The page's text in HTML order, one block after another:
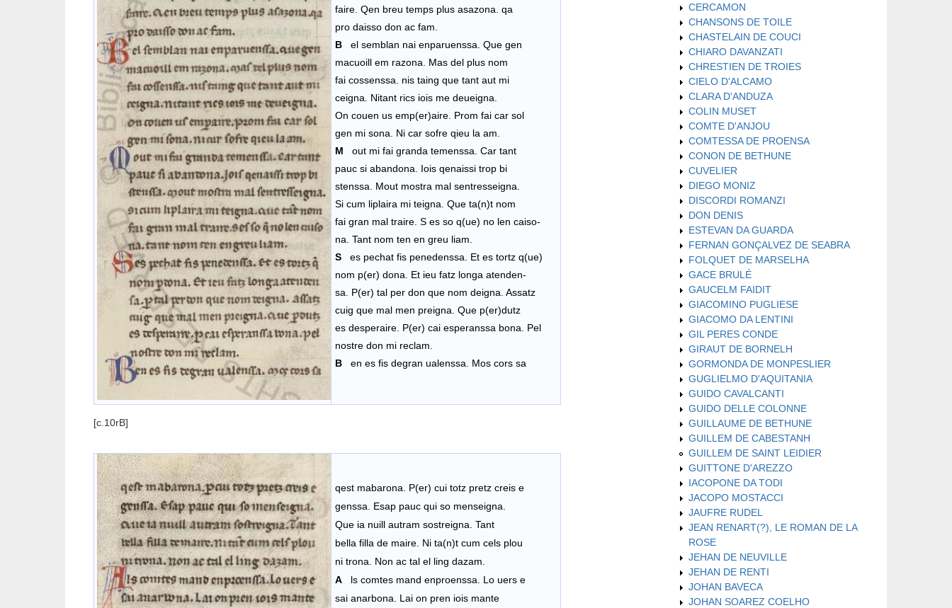
faire. Qen breu temps plus asazona. qa
pro daisso don ac fam.
B el semblan nai enparuenssa. Que gen
macuoill em razona. Mas del plus nom
fai cossenssa. nis taing que tant aut mi
ceigna. Nitant rics iois me deueigna.
On couen us emp(er)aire. Prom fai car sol
gen mi sona. Ni car sofre qieu la am.
M out mi fai granda temenssa. Car tant
pauc si abandona. Iois qenaissi trop bi
stenssa. Mout mostra mal sentresseigna.
Si cum liplaira mi teigna. Que ta(n)t nom
fai gran mal traire. S es so q(ue) no len caiso-
na. Tant nom ten en greu liam.
S es pechat fis penedenssa. Et es tortz q(ue)
nom p(er) dona. Et ieu fatz longa atenden-
sa. P(er) tal per don que nom deigna. Assatz
cuig que mal men preigna. Que p(er)dutz
es desperaire. P(er) cai esperanssa bona. Pel
nostre don mi reclam.
B en es fis degran ualenssa. Mos cors sa
[c.10rB]
qest mabarona. P(er) cui totz pretz creis e
genssa. Esap pauc qui so menseigna.
Que ia nuill autram sostreigna. Tant
bella filla de maire. Ni ta(n)t cum cels plou
ni trona. Non ac tal el ling dazam.
A ls comtes mand enproenssa. Lo uers e
sai anarbona. Lai on pren iois mante
CERCAMON
CHANSONS DE TOILE
CHASTELAIN DE COUCI
CHIARO DAVANZATI
CHRESTIEN DE TROIES
CIELO D'ALCAMO
CLARA D'ANDUZA
COLIN MUSET
COMTE D'ANJOU
COMTESSA DE PROENSA
CONON DE BETHUNE
CUVELIER
DIEGO MONIZ
DISCORDI ROMANZI
DON DENIS
ESTEVAN DA GUARDA
FERNAN GONÇALVEZ DE SEABRA
FOLQUET DE MARSELHA
GACE BRULÉ
GAUCELM FAIDIT
GIACOMINO PUGLIESE
GIACOMO DA LENTINI
GIL PERES CONDE
GIRAUT DE BORNELH
GORMONDA DE MONPESLIER
GUGLIELMO D'AQUITANIA
GUIDO CAVALCANTI
GUIDO DELLE COLONNE
GUILLAUME DE BETHUNE
GUILLEM DE CABESTANH
GUILLEM DE SAINT LEIDIER
GUITTONE D'AREZZO
IACOPONE DA TODI
JACOPO MOSTACCI
JAUFRE RUDEL
JEAN RENART(?), LE ROMAN DE LA
ROSE
JEHAN DE NEUVILLE
JEHAN DE RENTI
JOHAN BAVECA
JOHAN SOAREZ COELHO